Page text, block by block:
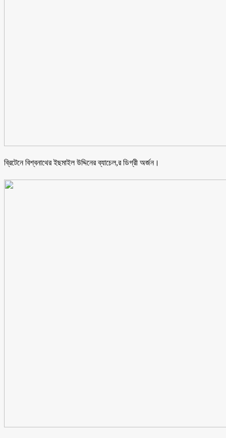
ব্রিটেনে বিশ্বনাথের ইছমাইল উদ্দিনের ব্যাচেল,র ডিগ্রী অর্জন।